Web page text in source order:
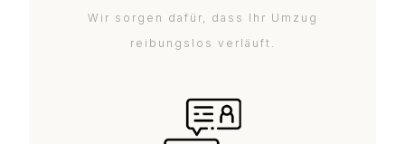
Wir sorgen dafür, dass Ihr Umzug
reibungslos verläuft.